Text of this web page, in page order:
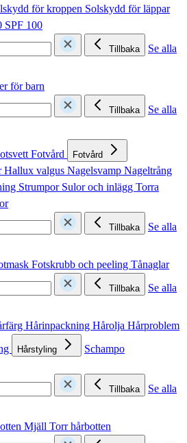
för kroppen Solskydd för läppar
SPF 100
Tillbaka
Se alla
för barn
Tillbaka
Se alla
Fotvård Fotvård
Hallux valgus Nagelsvamp Nageltrång
Strumpor Sulor och inlägg Torra
Tillbaka
Se alla
Fotskrubb och peeling Tånaglar
Tillbaka
Se alla
Hårinpackning Hårolja Hårproblem
Hårstyling
Schampo
Tillbaka
Se alla
Mjäll Torr hårbotten